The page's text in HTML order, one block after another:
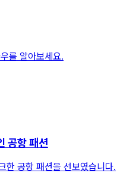
를 알아보세요.
공항 패션
한 공항 패션을 선보였습니다.